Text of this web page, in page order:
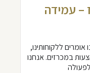
– עמידה
ללקוחותינו,
במכרזים. אנחנו